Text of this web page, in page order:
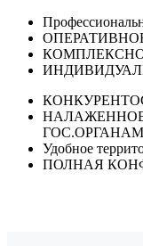
Удобное
ПОЛНАЯ